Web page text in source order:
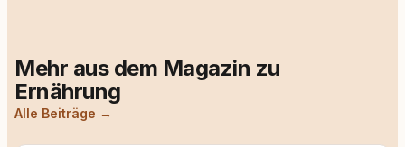
Mehr aus dem Magazin zu
Ernährung
Alle Beiträge →